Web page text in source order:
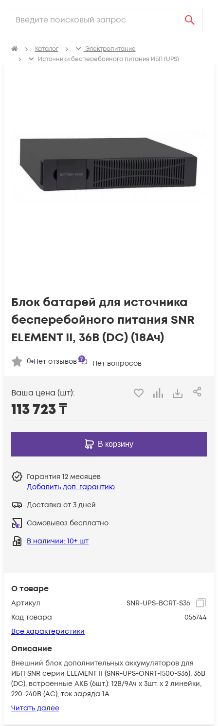
Каталог
Электропитание
Источники бесперебойного питания ИБП (UPS)
О товаре
Артикул
SNR-UPS-BCRT-S36
Код товара
056744
Все характеристики
Описание
Внешний блок дополнительных аккумуляторов для
ИБП SNR серии ELEMENT II (SNR-UPS-ONRT-1500-S36), 36В
(DC), встроенные АКБ (6шт.): 12В/9Ач x 3шт. x 2 линейки,
220-240В (AC), ток заряда 1А
Читать далее
Блок батарей для источника
бесперебойного питания SNR
ELEMENT II, 36В (DC) (18Ач)
0 Нет отзывов Нет вопросов
Ваша цена (шт):
113 723₸
В корзину
Гарантия 12 месяцев
Добавить доп. гарантию
Доставка от 3 дней
Самовывоз бесплатно
В наличии: 10+ шт